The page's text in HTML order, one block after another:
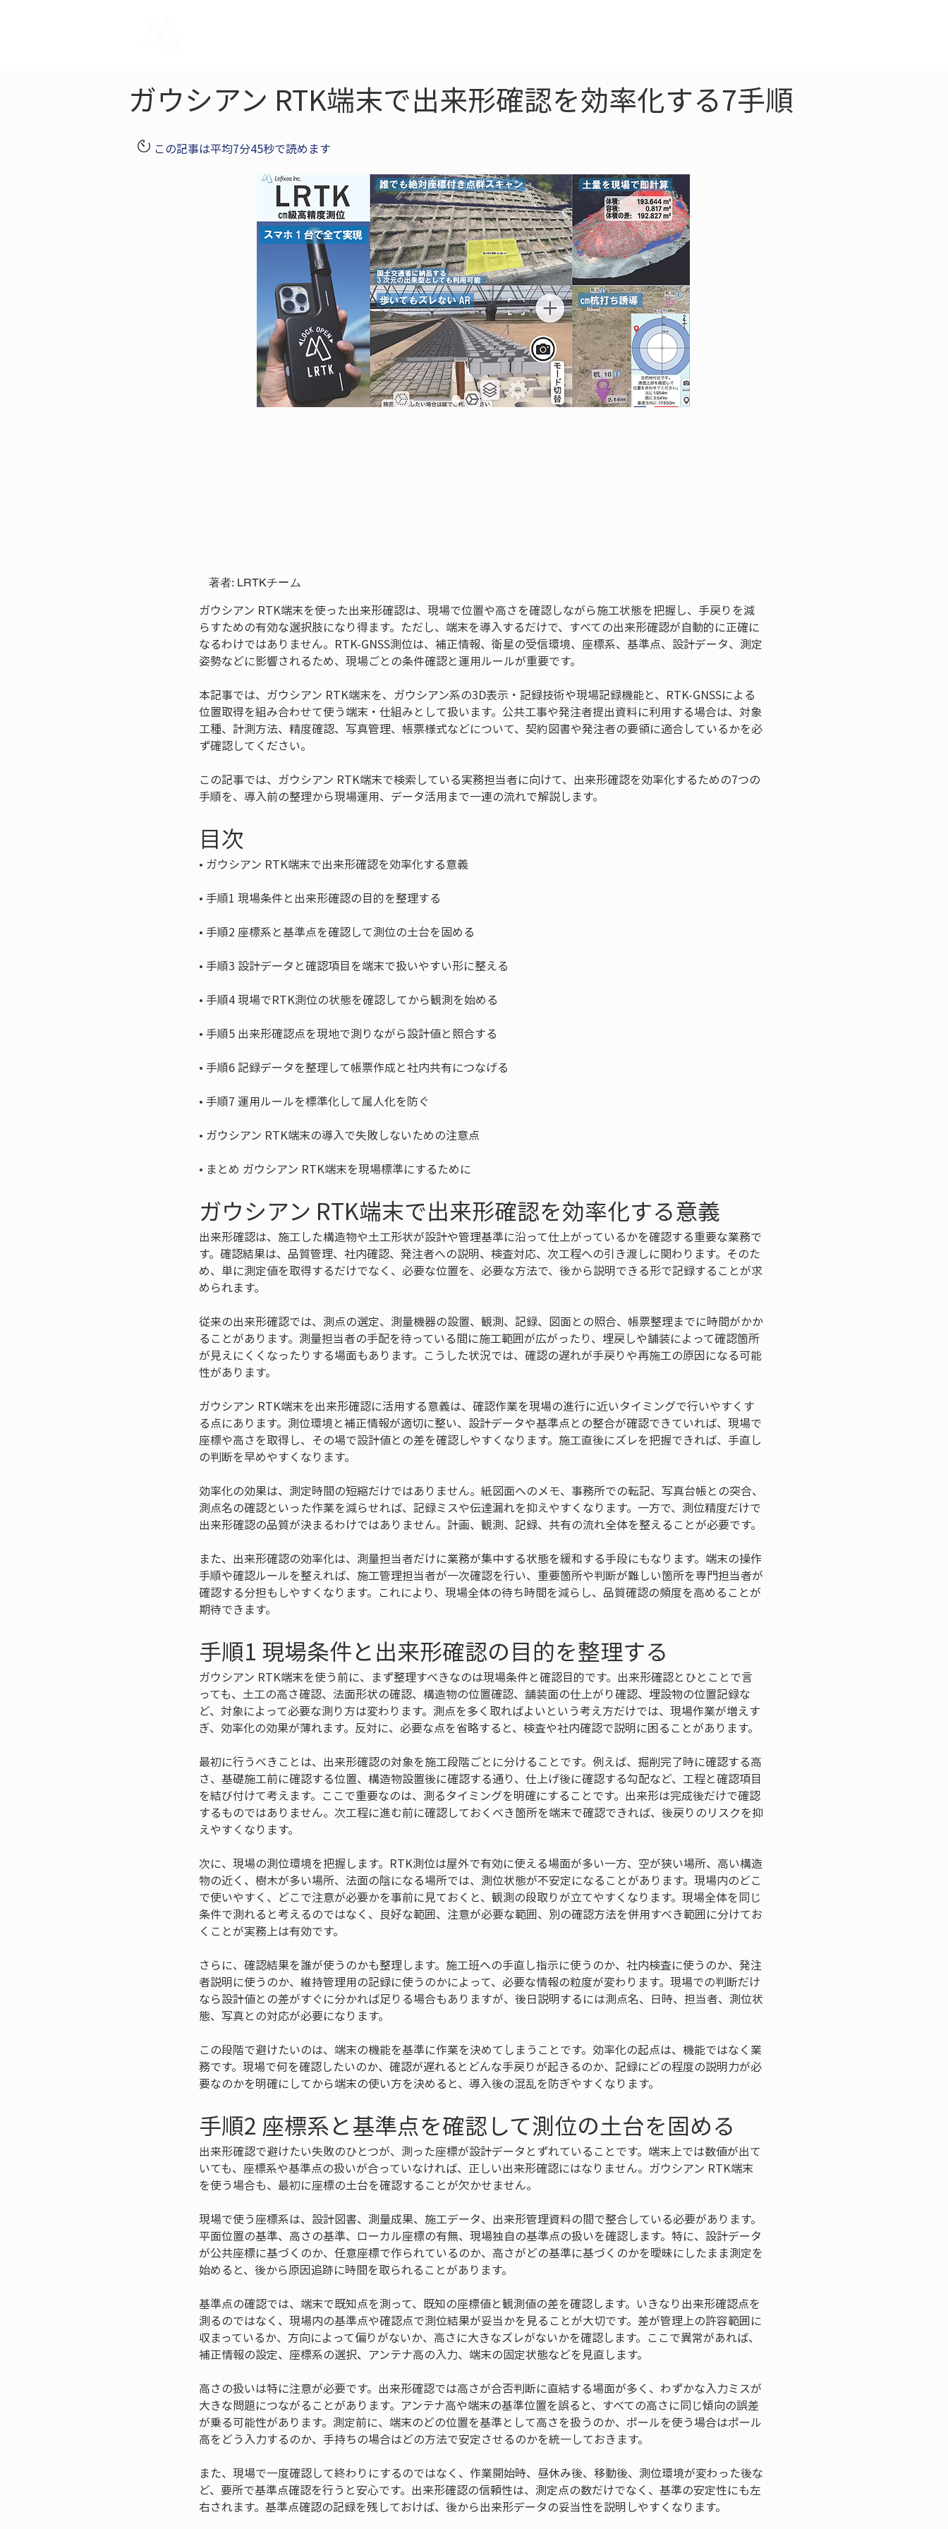
ガウシアン RTK端末で出来形確認を効率化する7手順
この記事は平均7分45秒で読めます
著者: LRTKチーム
ガウシアン RTK端末を使った出来形確認は、現場で位置や高さを確認しながら施工状態を把握し、手戻りを減
らすための有効な選択肢になり得ます。ただし、端末を導入するだけで、すべての出来形確認が自動的に正確に
なるわけではありません。RTK-GNSS測位は、補正情報、衛星の受信環境、座標系、基準点、設計データ、測定
姿勢などに影響されるため、現場ごとの条件確認と運用ルールが重要です。
本記事では、ガウシアン RTK端末を、ガウシアン系の3D表示・記録技術や現場記録機能と、RTK-GNSSによる
位置取得を組み合わせて使う端末・仕組みとして扱います。公共工事や発注者提出資料に利用する場合は、対象
工種、計測方法、精度確認、写真管理、帳票様式などについて、契約図書や発注者の要領に適合しているかを必
ず確認してください。
この記事では、ガウシアン RTK端末で検索している実務担当者に向けて、出来形確認を効率化するための7つの
手順を、導入前の整理から現場運用、データ活用まで一連の流れで解説します。
目次
•
•
•
•
•
•
•
•
•
• まとめ ガウシアン RTK端末を現場標準にするために
ガウシアン RTK端末で出来形確認を効率化する意義
出来形確認は、施工した構造物や土工形状が設計や管理基準に沿って仕上がっているかを確認する重要な業務で
す。確認結果は、品質管理、社内確認、発注者への説明、検査対応、次工程への引き渡しに関わります。そのた
め、単に測定値を取得するだけでなく、必要な位置を、必要な方法で、後から説明できる形で記録することが求
められます。
従来の出来形確認では、測点の選定、測量機器の設置、観測、記録、図面との照合、帳票整理までに時間がかか
ることがあります。測量担当者の手配を待っている間に施工範囲が広がったり、埋戻しや舗装によって確認箇所
が見えにくくなったりする場面もあります。こうした状況では、確認の遅れが手戻りや再施工の原因になる可能
性があります。
ガウシアン RTK端末を出来形確認に活用する意義は、確認作業を現場の進行に近いタイミングで行いやすくす
る点にあります。測位環境と補正情報が適切に整い、設計データや基準点との整合が確認できていれば、現場で
座標や高さを取得し、その場で設計値との差を確認しやすくなります。施工直後にズレを把握できれば、手直し
の判断を早めやすくなります。
効率化の効果は、測定時間の短縮だけではありません。紙図面へのメモ、事務所での転記、写真台帳との突合、
測点名の確認といった作業を減らせれば、記録ミスや伝達漏れを抑えやすくなります。一方で、測位精度だけで
出来形確認の品質が決まるわけではありません。計画、観測、記録、共有の流れ全体を整えることが必要です。
また、出来形確認の効率化は、測量担当者だけに業務が集中する状態を緩和する手段にもなります。端末の操作
手順や確認ルールを整えれば、施工管理担当者が一次確認を行い、重要箇所や判断が難しい箇所を専門担当者が
確認する分担もしやすくなります。これにより、現場全体の待ち時間を減らし、品質確認の頻度を高めることが
期待できます。
手順1 現場条件と出来形確認の目的を整理する
ガウシアン RTK端末を使う前に、まず整理すべきなのは現場条件と確認目的です。出来形確認とひとことで言
っても、土工の高さ確認、法面形状の確認、構造物の位置確認、舗装面の仕上がり確認、埋設物の位置記録な
ど、対象によって必要な測り方は変わります。測点を多く取ればよいという考え方だけでは、現場作業が増えす
ぎ、効率化の効果が薄れます。反対に、必要な点を省略すると、検査や社内確認で説明に困ることがあります。
最初に行うべきことは、出来形確認の対象を施工段階ごとに分けることです。例えば、掘削完了時に確認する高
さ、基礎施工前に確認する位置、構造物設置後に確認する通り、仕上げ後に確認する勾配など、工程と確認項目
を結び付けて考えます。ここで重要なのは、測るタイミングを明確にすることです。出来形は完成後だけで確認
するものではありません。次工程に進む前に確認しておくべき箇所を端末で確認できれば、後戻りのリスクを抑
えやすくなります。
次に、現場の測位環境を把握します。RTK測位は屋外で有効に使える場面が多い一方、空が狭い場所、高い構造
物の近く、樹木が多い場所、法面の陰になる場所では、測位状態が不安定になることがあります。現場内のどこ
で使いやすく、どこで注意が必要かを事前に見ておくと、観測の段取りが立てやすくなります。現場全体を同じ
条件で測れると考えるのではなく、良好な範囲、注意が必要な範囲、別の確認方法を併用すべき範囲に分けてお
くことが実務上は有効です。
さらに、確認結果を誰が使うのかも整理します。施工班への手直し指示に使うのか、社内検査に使うのか、発注
者説明に使うのか、維持管理用の記録に使うのかによって、必要な情報の粒度が変わります。現場での判断だけ
なら設計値との差がすぐに分かれば足りる場合もありますが、後日説明するには測点名、日時、担当者、測位状
態、写真との対応が必要になります。
この段階で避けたいのは、端末の機能を基準に作業を決めてしまうことです。効率化の起点は、機能ではなく業
務です。現場で何を確認したいのか、確認が遅れるとどんな手戻りが起きるのか、記録にどの程度の説明力が必
要なのかを明確にしてから端末の使い方を決めると、導入後の混乱を防ぎやすくなります。
手順2 座標系と基準点を確認して測位の土台を固める
出来形確認で避けたい失敗のひとつが、測った座標が設計データとずれていることです。端末上では数値が出て
いても、座標系や基準点の扱いが合っていなければ、正しい出来形確認にはなりません。ガウシアン RTK端末
を使う場合も、最初に座標の土台を確認することが欠かせません。
現場で使う座標系は、設計図書、測量成果、施工データ、出来形管理資料の間で整合している必要があります。
平面位置の基準、高さの基準、ローカル座標の有無、現場独自の基準点の扱いを確認します。特に、設計データ
が公共座標に基づくのか、任意座標で作られているのか、高さがどの基準に基づくのかを曖昧にしたまま測定を
始めると、後から原因追跡に時間を取られることがあります。
基準点の確認では、端末で既知点を測って、既知の座標値と観測値の差を確認します。いきなり出来形確認点を
測るのではなく、現場内の基準点や確認点で測位結果が妥当かを見ることが大切です。差が管理上の許容範囲に
収まっているか、方向によって偏りがないか、高さに大きなズレがないかを確認します。ここで異常があれば、
補正情報の設定、座標系の選択、アンテナ高の入力、端末の固定状態などを見直します。
高さの扱いは特に注意が必要です。出来形確認では高さが合否判断に直結する場面が多く、わずかな入力ミスが
大きな問題につながることがあります。アンテナ高や端末の基準位置を誤ると、すべての高さに同じ傾向の誤差
が乗る可能性があります。測定前に、端末のどの位置を基準として高さを扱うのか、ポールを使う場合はポール
高をどう入力するのか、手持ちの場合はどの方法で安定させるのかを統一しておきます。
また、現場で一度確認して終わりにするのではなく、作業開始時、昼休み後、移動後、測位環境が変わった後な
ど、要所で基準点確認を行うと安心です。出来形確認の信頼性は、測定点の数だけでなく、基準の安定性にも左
右されます。基準点確認の記録を残しておけば、後から出来形データの妥当性を説明しやすくなります。